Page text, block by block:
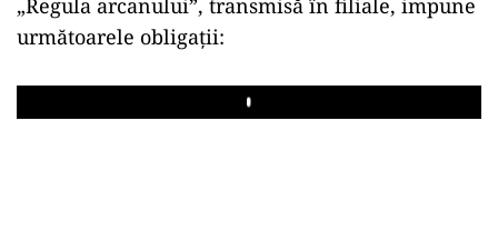
„Regula arcanului”, transmisă în filiale, impune
următoarele obligații:
Play